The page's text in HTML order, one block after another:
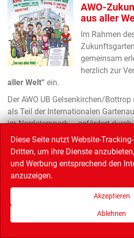
AWO-
aus aller
Im Rahmen
gemeinsam
herzlich zur
aller Welt“ ein.
Der AWO UB Gelsenkirchen/
als Teil der Internationalen
im Nordsternpark – gefördert
– mit dem Ziel, einen inklusiven
Bildungsraum zu schaffen.
Barrierefreiheit, Nachbarschaft
Zusammenhalt sollen dabei für
Im Zeitraum von April bis Oktober
Besucher*innen aus Nordrhein-
darüber hinaus erwartet. AWO
Diese Seite nutzt Website-
Dritten, um ihre Dienste
und Werbung entsprechend den
anzuzeigen.
Akzeptieren
Ablehnen